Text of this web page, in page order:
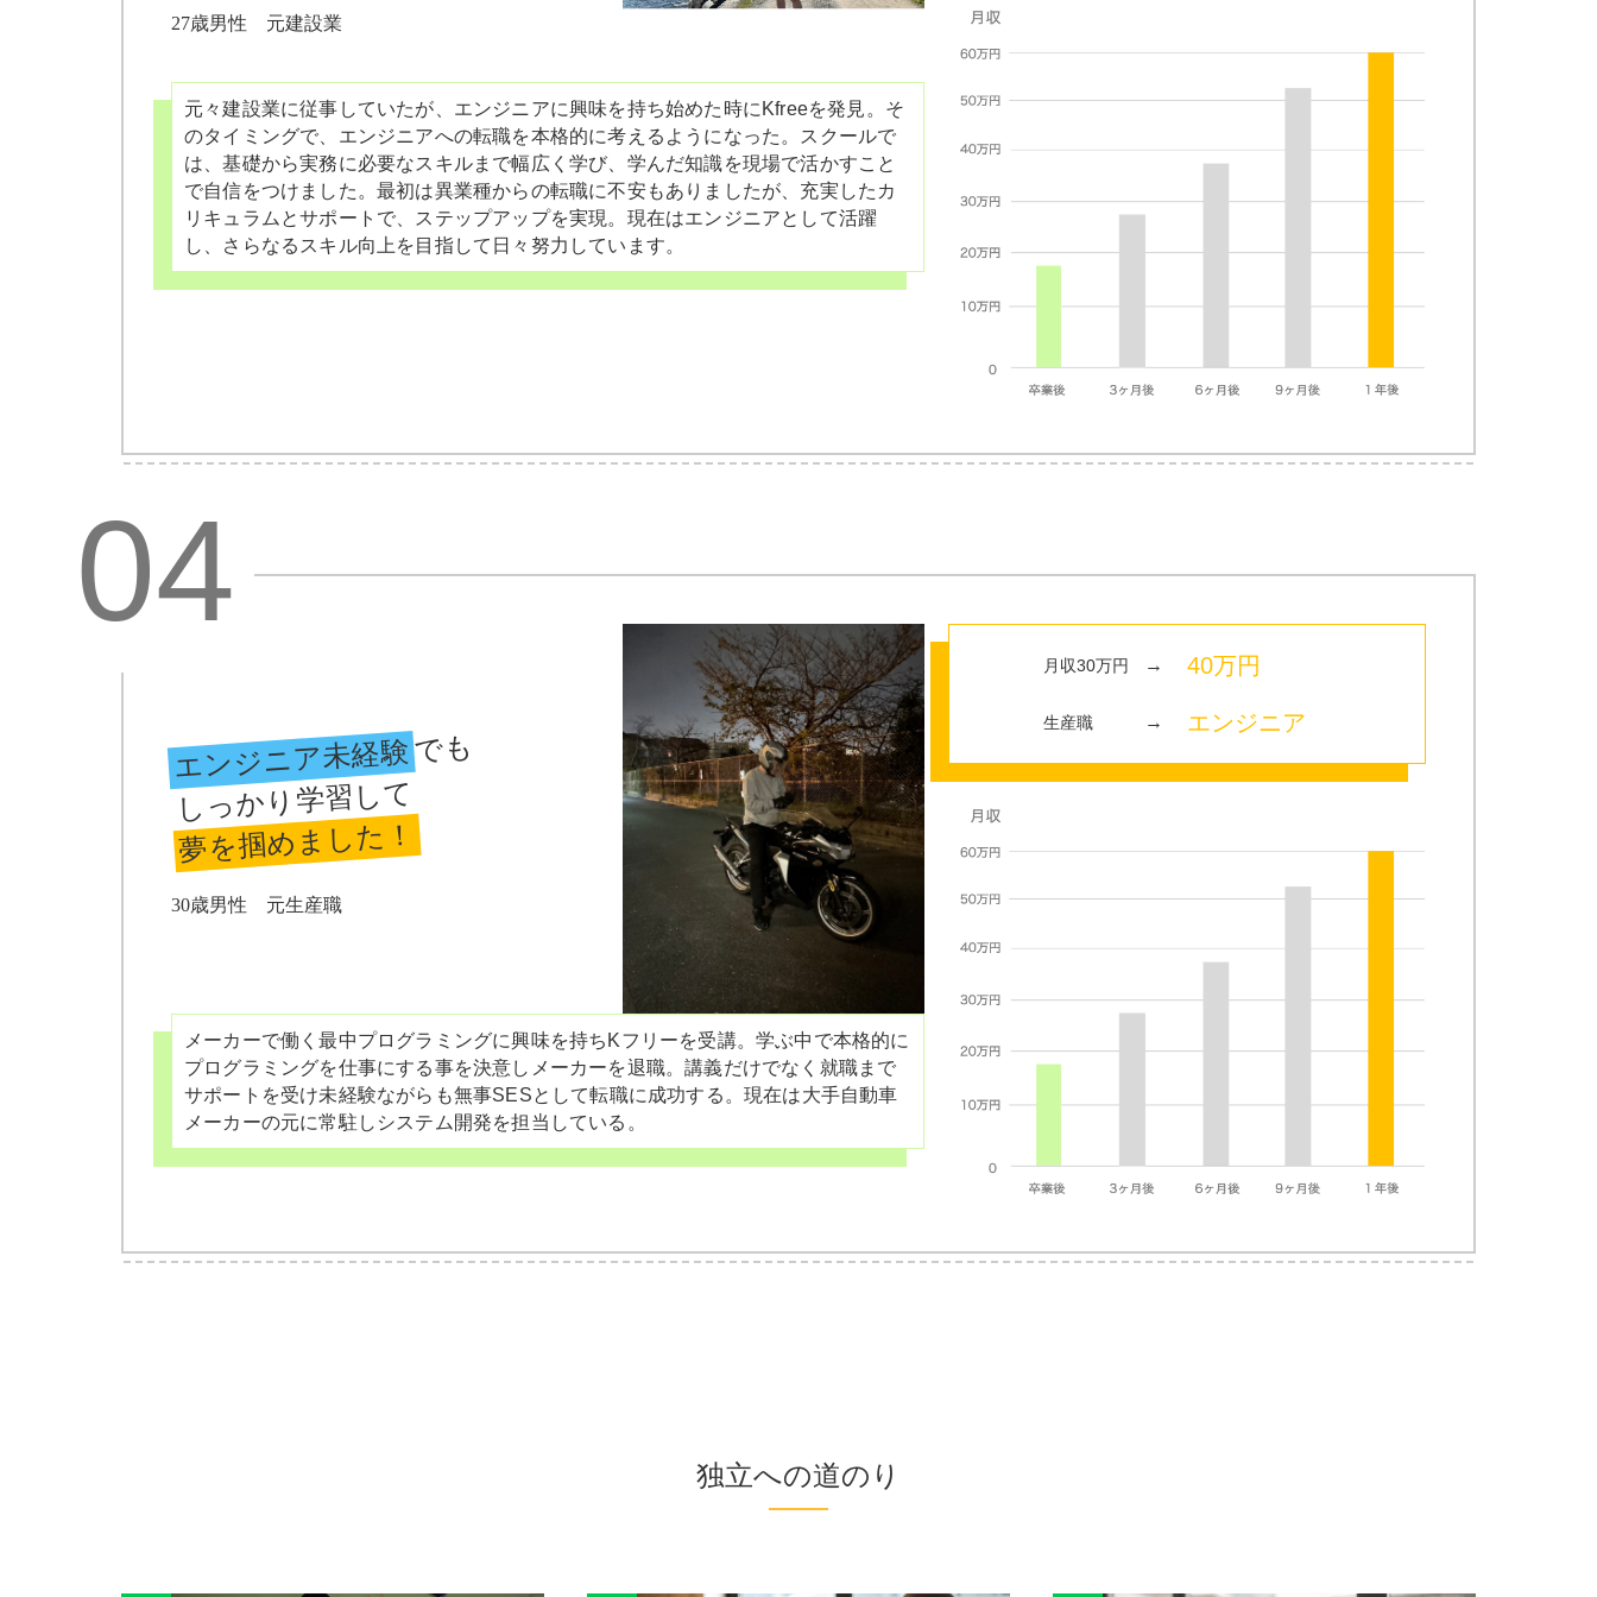
27歳男性 元建設業
元々建設業に従事していたが、エンジニアに興味を持ち始めた時にKfreeを発見。そ
のタイミングで、エンジニアへの転職を本格的に考えるようになった。スクールで
は、基礎から実務に必要なスキルまで幅広く学び、学んだ知識を現場で活かすこと
で自信をつけました。最初は異業種からの転職に不安もありましたが、充実したカ
リキュラムとサポートで、ステップアップを実現。現在はエンジニアとして活躍
し、さらなるスキル向上を目指して日々努力しています。
04
エンジニア未経験でも
しっかり学習して
夢を掴めました！
30歳男性 元生産職
メーカーで働く最中プログラミングに興味を持ちKフリーを受講。学ぶ中で本格的に
プログラミングを仕事にする事を決意しメーカーを退職。講義だけでなく就職まで
サポートを受け未経験ながらも無事SESとして転職に成功する。現在は大手自動車
メーカーの元に常駐しシステム開発を担当している。
月収30万円 → 40万円
生産職 → エンジニア
独立への道のり